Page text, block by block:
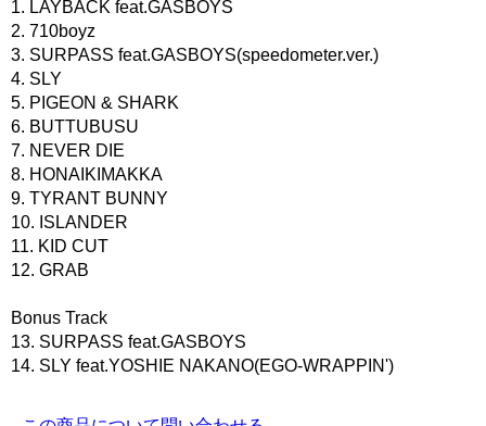
1. LAYBACK feat.GASBOYS
2. 710boyz
3. SURPASS feat.GASBOYS(speedometer.ver.)
4. SLY
5. PIGEON & SHARK
6. BUTTUBUSU
7. NEVER DIE
8. HONAIKIMAKKA
9. TYRANT BUNNY
10. ISLANDER
11. KID CUT
12. GRAB
Bonus Track
13. SURPASS feat.GASBOYS
14. SLY feat.YOSHIE NAKANO(EGO-WRAPPIN')